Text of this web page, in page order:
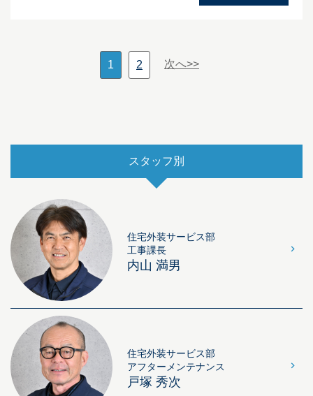
1 2 次へ>>
スタッフ別
住宅外装サービス部
工事課長
内山 満男
住宅外装サービス部
アフターメンテナンス
戸塚 秀次